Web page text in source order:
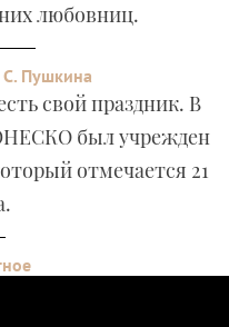
любовниц.
Пушкина
свой праздник. В
был учрежден
отмечается 21